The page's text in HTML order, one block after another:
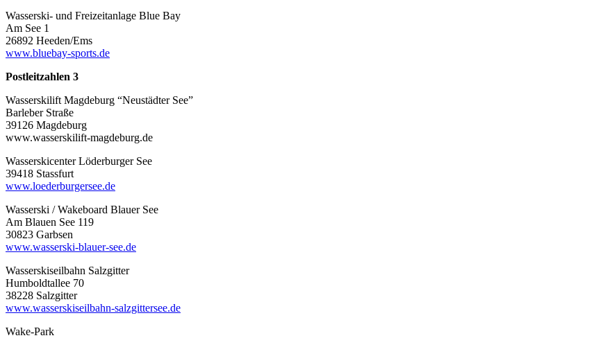
Wasserski- und Freizeitanlage Blue Bay
Am See 1
26892 Heeden/Ems
www.bluebay-sports.de
Postleitzahlen 3
Wasserskilift Magdeburg “Neustädter See”
Barleber Straße
39126 Magdeburg
www.wasserskilift-magdeburg.de
Wasserskicenter Löderburger See
39418 Stassfurt
www.loederburgersee.de
Wasserski / Wakeboard Blauer See
Am Blauen See 119
30823 Garbsen
www.wasserski-blauer-see.de
Wasserskiseilbahn Salzgitter
Humboldtallee 70
38228 Salzgitter
www.wasserskiseilbahn-salzgittersee.de
Wake-Park